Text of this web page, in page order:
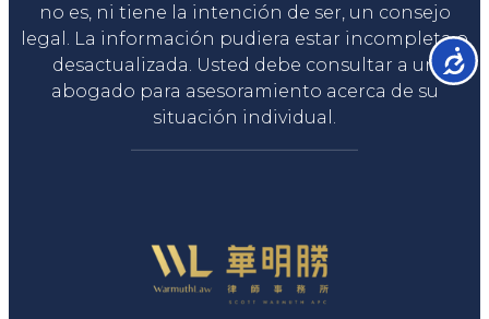
no es, ni tiene la intención de ser, un consejo
legal. La información pudiera estar incompleta o
desactualizada. Usted debe consultar a un
abogado para asesoramiento acerca de su
situación individual.